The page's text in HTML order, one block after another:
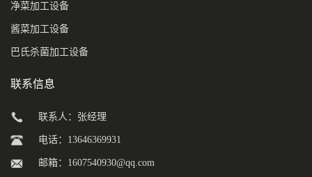
净菜加工设备
酱菜加工设备
巴氏杀菌加工设备
联系信息
联系人：张经理
电话：13646369931
邮箱： 1607540930@qq.com